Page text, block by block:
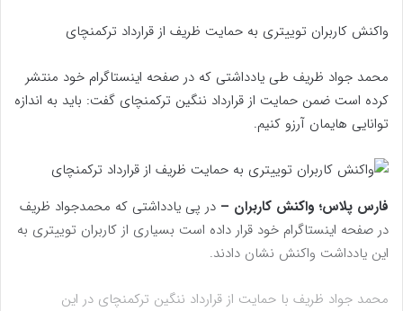
واکنش کاربران توییتری به حمایت ظریف از قرارداد ترکمنچای
محمد جواد ظریف طی یادداشتی که در صفحه اینستاگرام خود منتشر
کرده است ضمن حمایت از قرارداد ننگین ترکمنچای گفت: باید به اندازه
توانایی هایمان آرزو کنیم.
فارس پلاس؛ واکنش کاربران – در پی یادداشتی که محمدجواد ظریف
در صفحه اینستاگرام خود قرار داده است بسیاری از کاربران توییتری به
این یادداشت واکنش نشان دادند.
محمد جواد ظریف با حمایت از قرارداد ننگین ترکمنچای در این